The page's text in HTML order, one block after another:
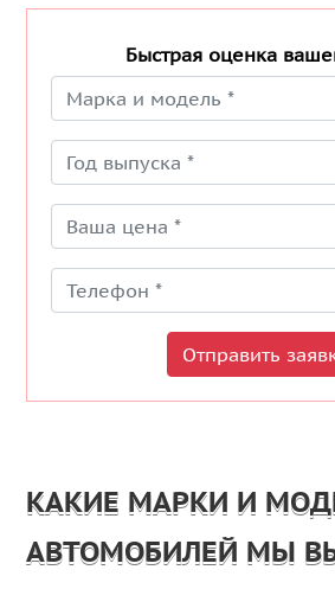
Быстрая оценка
Отправить
КАКИЕ МАРКИ И
АВТОМОБИЛЕЙ МЫ